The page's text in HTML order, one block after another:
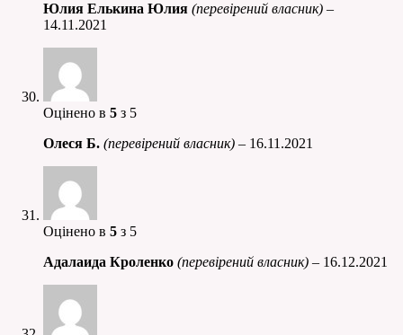
Юлия Елькина Юлия (перевірений власник) –
14.11.2021
Оцінено в 5 з 5
Олеся Б. (перевірений власник) – 16.11.2021
Оцінено в 5 з 5
Адалаида Кроленко (перевірений власник) – 16.12.2021